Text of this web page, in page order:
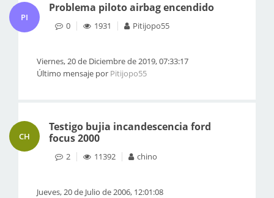
PI
Problema piloto airbag encendido
0 1931 Pitijopo55
Viernes, 20 de Diciembre de 2019, 07:33:17
Último mensaje por Pitijopo55
CH
Testigo bujia incandescencia ford
focus 2000
2 11392 chino
Jueves, 20 de Julio de 2006, 12:01:08